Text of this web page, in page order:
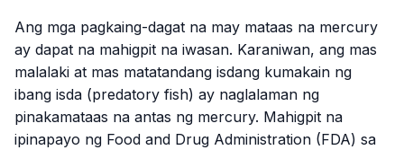
Ang mga pagkaing-dagat na may mataas na mercury
ay dapat na mahigpit na iwasan. Karaniwan, ang mas
malalaki at mas matatandang isdang kumakain ng
ibang isda (predatory fish) ay naglalaman ng
pinakamataas na antas ng mercury. Mahigpit na
ipinapayo ng Food and Drug Administration (FDA) sa